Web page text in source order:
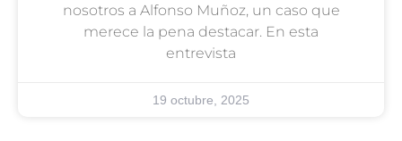
nosotros a Alfonso Muñoz, un caso que
merece la pena destacar. En esta
entrevista
19 octubre, 2025